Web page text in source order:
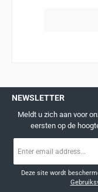
NEWSLETTER
Meldt u zich aan voor
eersten op de
mailadres
Deze site wordt